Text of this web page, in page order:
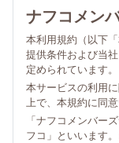
ナフコメン
本利用規約（以下
提供条件および当
定められています。
本サービスの利用
上で、本規約に同
「ナフコメンバー
フコ」といいます